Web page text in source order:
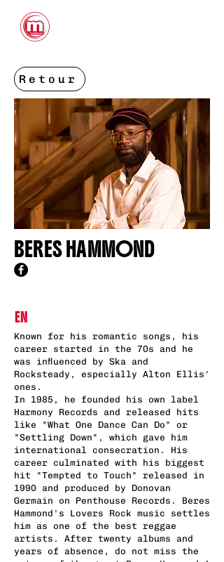
Retour
BERES HAMMOND
EN
Known for his romantic songs, his
career started in the 70s and he
was influenced by Ska and
Rocksteady, especially Alton Ellis'
ones.
In 1985, he founded his own label
Harmony Records and released hits
like "What One Dance Can Do" or
"Settling Down", which gave him
international consecration. His
career culminated with his biggest
hit "Tempted to Touch" released in
1990 and produced by Donovan
Germain on Penthouse Records. Beres
Hammond's Lovers Rock music settles
him as one of the best reggae
artists. After twenty albums and
years of absence, do not miss the